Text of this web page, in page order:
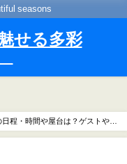
seasons
せる多彩
程・時間や屋台は？ゲストやア